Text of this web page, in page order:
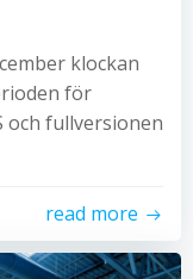
klockan
för
och fullversionen
read more